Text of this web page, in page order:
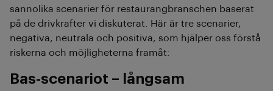
sannolika scenarier för restaurangbranschen baserat
på de drivkrafter vi diskuterat. Här är tre scenarier,
negativa, neutrala och positiva, som hjälper oss förstå
riskerna och möjligheterna framåt:
Bas-scenariot – långsam